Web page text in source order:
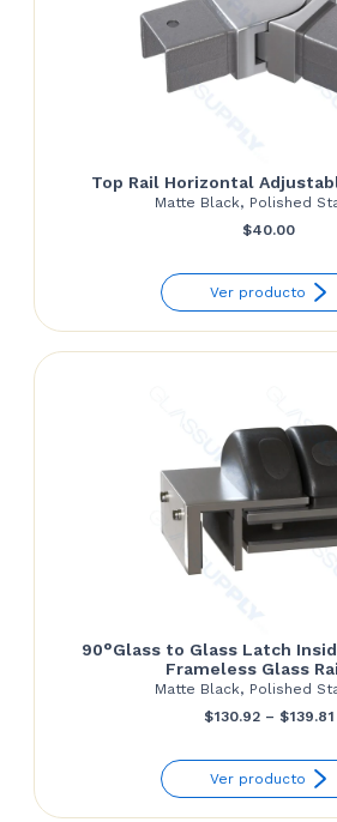
Top Rail Horizontal
Matte Black, Polished
$40.00
Ver producto
90°Glass to Glass Latch
Frameless Glass
Matte Black, Polished
$130.92 – $139.81
Ver producto